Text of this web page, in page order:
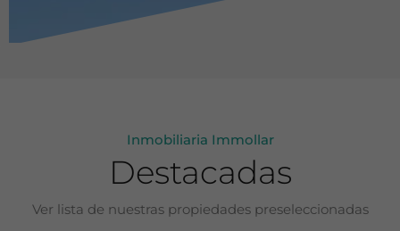
Inmobiliaria Immollar
Destacadas
Ver lista de nuestras propiedades preseleccionadas